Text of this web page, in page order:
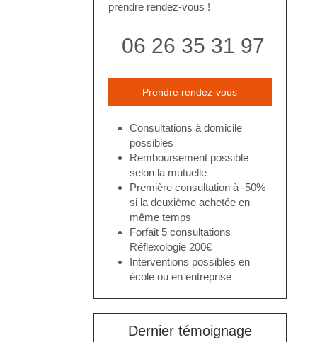
prendre rendez-vous !
06 26 35 31 97
Prendre rendez-vous
Consultations à domicile
possibles
Remboursement possible
selon la mutuelle
Première consultation à -50%
si la deuxième achetée en
même temps
Forfait 5 consultations
Réflexologie 200€
Interventions possibles en
école ou en entreprise
Dernier témoignage